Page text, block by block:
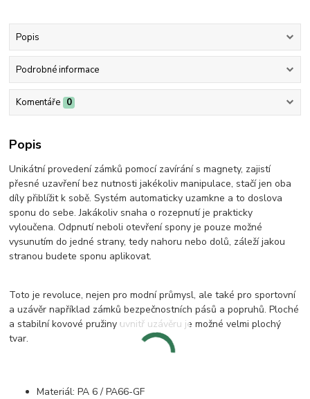
Popis
Podrobné informace
Komentáře 0
Popis
Unikátní provedení zámků pomocí zavírání s magnety, zajistí
přesné uzavření bez nutnosti jakékoliv manipulace, stačí jen oba
díly přiblížit k sobě. Systém automaticky uzamkne a to doslova
sponu do sebe. Jakákoliv snaha o rozepnutí je prakticky
vyloučena. Odpnutí neboli otevření spony je pouze možné
vysunutím do jedné strany, tedy nahoru nebo dolů, záleží jakou
stranou budete sponu aplikovat.
Toto je revoluce, nejen pro modní průmysl, ale také pro sportovní
a uzávěr například zámků bezpečnostních pásů a popruhů. Ploché
a stabilní kovové pružiny uvnitř uzávěru je možné velmi plochý
tvar.
Materiál: PA 6 / PA66-GF